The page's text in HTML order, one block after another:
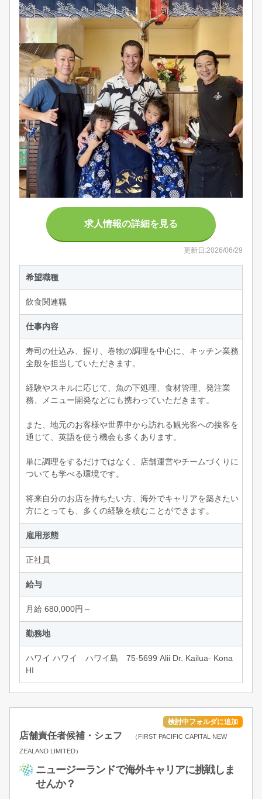
希望職種
飲食関連職
仕事内容
寿司の仕込み、握り、巻物の調理を中心に、キッチン業務
全般を担当していただきます。
経験やスキルに応じて、魚の下処理、食材管理、発注業
務、メニュー開発などにも携わっていただきます。
また、地元のお客様や世界中から訪れる観光客への接客を
通じて、英語を使う機会も多くあります。
単に調理をするだけではなく、店舗運営やチームづくりに
ついても学べる環境です。
将来自分のお店を持ちたい方、海外でキャリアを築きたい
方にとっても、多くの経験を積むことができます。
雇用形態
正社員
給与
月給 680,000円～
勤務地
ハワイ ハワイ ハワイ島 75-5699 Alii Dr. Kailua- Kona
HI
求人情報の詳細を見る
更新日:2026/06/29
店舗責任者候補・シェフ （FIRST PACIFIC CAPITAL NEW
ZEALAND LIMITED）
ニュージーランドで海外キャリアに挑戦しま
せんか？